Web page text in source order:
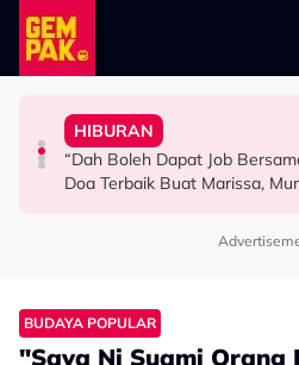
Skip to main content
HIBURAN
Bawa Anak Ke Klinik, Syasya
Doktor
HIBURAN
“Dah Boleh Dapat Job
Doa Terbaik Buat Marissa,
BERITA
Kasihnya Ibu, Ikan Lumba-
Anak Yang Sudah Mati
ANTARABANGSA
Pengantin Penat Sampai
BUDAYA POPULAR
"Saya Ni Suami Orang